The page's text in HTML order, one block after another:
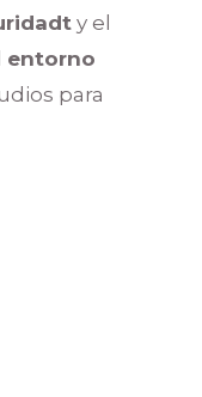
y el
entorno
para